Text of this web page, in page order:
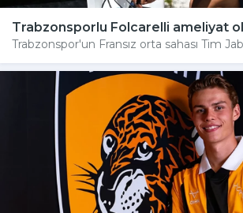
Trabzonsporlu Folcarelli ameliyat
Trabzonspor'un Fransız orta sahası Tim